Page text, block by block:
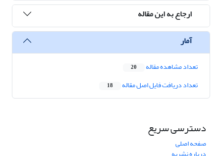
ارجاع به این مقاله
آمار
تعداد مشاهده مقاله 20
تعداد دریافت فایل اصل مقاله 18
دسترسی سریع
صفحه اصلی